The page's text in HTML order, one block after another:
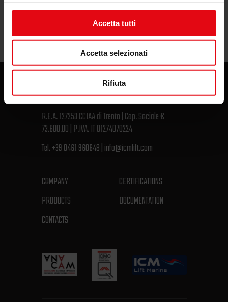
Accetta tutti
Accetta selezionati
Rifiuta
Via Kempten, 12 – 38121 Trento – Italy
R.E.A. 127253 CCIAA di Trento | Cap. Sociale €
73.600,00 | P.IVA. IT 01274070224
Tel.+39 0461 960648|info@icmlift.com
COMPANY
CERTIFICATIONS
PRODUCTS
DOCUMENTATION
CONTACTS